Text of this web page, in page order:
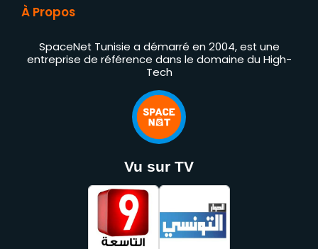
À Propos
SpaceNet Tunisie a démarré en 2004, est une
entreprise de référence dans le domaine du High-
Tech
Vu sur TV